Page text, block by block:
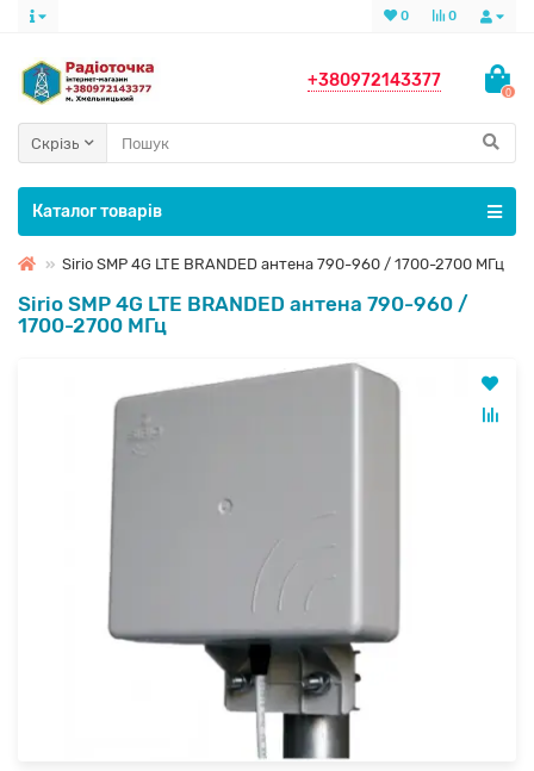
0
0
+380972143377
0
Скрізь
Каталог товарів
Sirio SMP 4G LTE BRANDED антена 790-960 / 1700-2700 МГц
Sirio SMP 4G LTE BRANDED антена 790-960 /
1700-2700 МГц